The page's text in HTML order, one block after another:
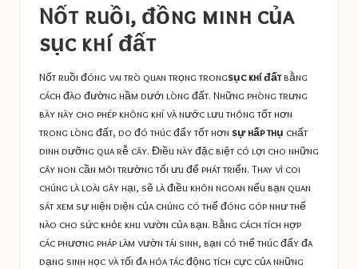
Nốt ruồi, đồng minh của
sục khí đất
Nốt ruồi đóng vai trò quan trọng trongsục khí đấtbằng
cách đào đường hầm dưới lòng đất. Những phòng trưng
bày này cho phép không khí và nước lưu thông tốt hơn
trong lòng đất, do đó thúc đẩy tốt hơn sự hấp thụ chất
dinh dưỡng qua rễ cây. Điều này đặc biệt có lợi cho những
cây non cần môi trường tối ưu để phát triển. Thay vì coi
chúng là loài gây hại, sẽ là điều khôn ngoan nếu bạn quan
sát xem sự hiện diện của chúng có thể đóng góp như thế
nào cho sức khỏe khu vườn của bạn. Bằng cách tích hợp
các phương pháp làm vườn tái sinh, bạn có thểthúc đẩy đa
dạng sinh họcvà tối đa hóa tác động tích cực của những